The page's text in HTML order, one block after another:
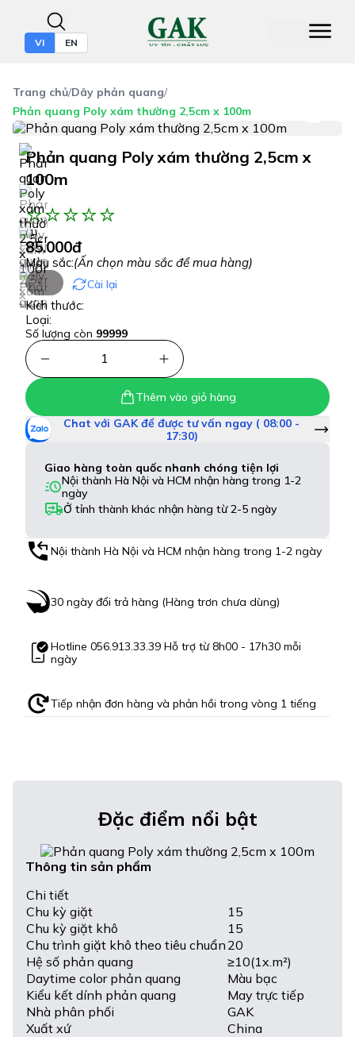
VI EN
Trang chủ/Dây phản quang/
Phản quang Poly xám thường 2,5cm x 100m
Phản quang Poly xám thường 2,5cm x
100m
(1)
85.000đ
Màu sắc:(Ấn chọn màu sắc để mua hàng)
Cài lại
Kích thước:
Loại:
Số lượng còn 99999
1
Thêm vào giỏ hàng
Chat với GAK để được tư vấn ngay ( 08:00 -
17:30)
Giao hàng toàn quốc nhanh chóng tiện lợi
Nội thành Hà Nội và HCM nhận hàng trong 1-2
ngày
Ở tỉnh thành khác nhận hàng từ 2-5 ngày
Nội thành Hà Nội và HCM nhận hàng trong 1-2 ngày
30 ngày đổi trả hàng (Hàng trơn chưa dùng)
Hotline 056.913.33.39 Hỗ trợ từ 8h00 - 17h30 mỗi
ngày
Tiếp nhận đơn hàng và phản hồi trong vòng 1 tiếng
Đặc điểm nổi bật
Thông tin sản phẩm
Chi tiết
Chu kỳ giặt
15
Chu kỳ giặt khô
15
Chu trình giặt khô theo tiêu chuẩn 20
Hệ số phản quang
≥10(1x.m²)
Daytime color phản quang
Màu bạc
Kiểu kết dính phản quang
May trực tiếp
Nhà phân phối
GAK
Xuất xứ
China